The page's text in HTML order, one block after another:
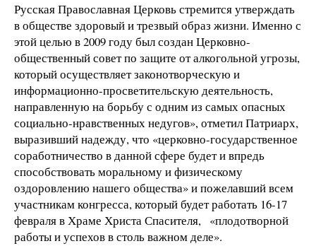
Русская Православная Церковь стремится утверждать
в обществе здоровый и трезвый образ жизни. Именно с
этой целью в 2009 году был создан Церковно-
общественный совет по защите от алкогольной угрозы,
который осуществляет законотворческую и
информационно-просветительскую деятельность,
направленную на борьбу с одним из самых опасных
социально-нравственных недугов», отметил Патриарх,
выразивший надежду, что «церковно-государственное
соработничество в данной сфере будет и впредь
способствовать моральному и физическому
оздоровлению нашего общества» и пожелавший всем
участникам конгресса, который будет работать 16-17
февраля в Храме Христа Спасителя, «плодотворной
работы и успехов в столь важном деле».